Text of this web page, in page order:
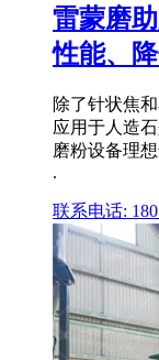
雷蒙磨
性能、
除了针状焦
应用于人造
磨粉设备理
.
联系电话: 180